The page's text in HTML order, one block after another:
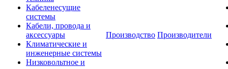
Кабеленесущие
системы
Кабели, провода и
аксессуары
Климатические и
инженерные системы
Низковольтное и
Производство Производители